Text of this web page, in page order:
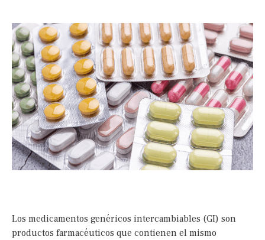
Los medicamentos genéricos intercambiables (GI) son
productos farmacéuticos que contienen el mismo